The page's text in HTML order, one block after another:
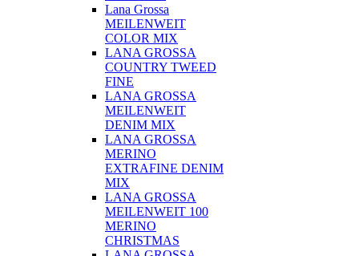
Lana Grossa
MEILENWEIT
COLOR MIX
LANA GROSSA
COUNTRY TWEED
FINE
LANA GROSSA
MEILENWEIT
DENIM MIX
LANA GROSSA
MERINO
EXTRAFINE DENIM
MIX
LANA GROSSA
MEILENWEIT 100
MERINO
CHRISTMAS